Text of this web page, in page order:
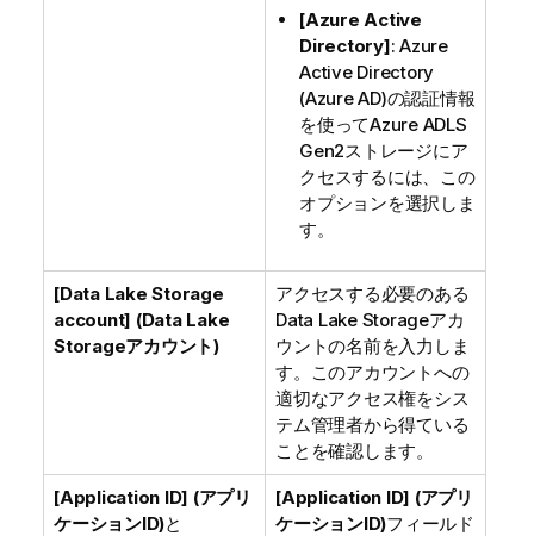
[Azure Active
Directory]: Azure
Active Directory
(Azure AD)の認証情報
を使ってAzure ADLS
Gen2ストレージにア
クセスするには、この
オプションを選択しま
す。
[Data Lake Storage
account] (Data Lake
Storageアカウント)
アクセスする必要のある
Data Lake Storageアカ
ウントの名前を入力しま
す。このアカウントへの
適切なアクセス権をシス
テム管理者から得ている
ことを確認します。
[Application ID] (アプリ
ケーションID)と
[Application ID] (アプリ
ケーションID)フィールド